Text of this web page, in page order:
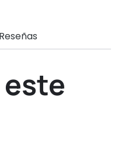
Reseñas